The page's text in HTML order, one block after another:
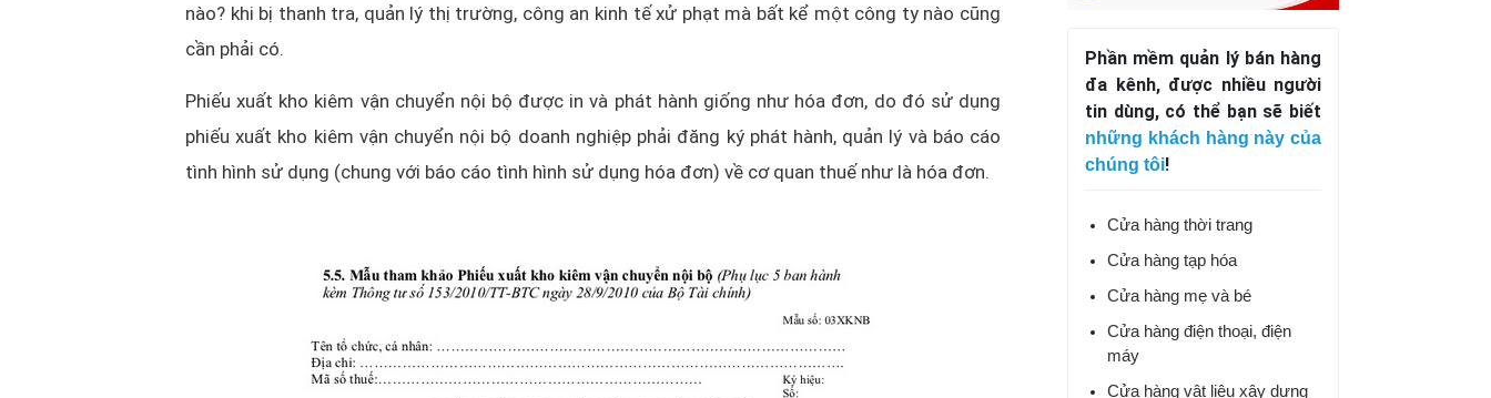
nào? khi bị thanh tra, quản lý thị trường, công an kinh tế xử phạt mà bất kể một công ty nào cũng
cần phải có.
Phiếu xuất kho kiêm vận chuyển nội bộ được in và phát hành giống như hóa đơn, do đó sử dụng
phiếu xuất kho kiêm vận chuyển nội bộ doanh nghiệp phải đăng ký phát hành, quản lý và báo cáo
tình hình sử dụng (chung với báo cáo tình hình sử dụng hóa đơn) về cơ quan thuế như là hóa đơn.
Phần mềm quản lý bán hàng
đa kênh, được nhiều người
tin dùng, có thể bạn sẽ biết
những khách hàng này của
chúng tôi!
Cửa hàng thời trang
Cửa hàng tạp hóa
Cửa hàng mẹ và bé
Cửa hàng điện thoại, điện
máy
Cửa hàng vật liệu xây dựng